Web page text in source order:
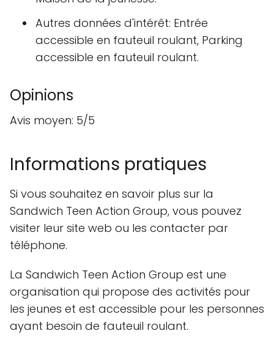
Autres données d'intérêt: Entrée
accessible en fauteuil roulant, Parking
accessible en fauteuil roulant.
Opinions
Avis moyen: 5/5
Informations pratiques
Si vous souhaitez en savoir plus sur la
Sandwich Teen Action Group, vous pouvez
visiter leur site web ou les contacter par
téléphone.
La Sandwich Teen Action Group est une
organisation qui propose des activités pour
les jeunes et est accessible pour les personnes
ayant besoin de fauteuil roulant.